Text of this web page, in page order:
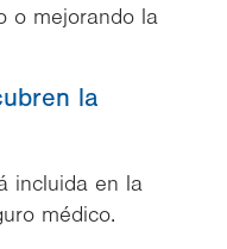
o mejorando la
la
incluida en la
médico.